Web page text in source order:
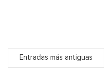
Entradas más antiguas